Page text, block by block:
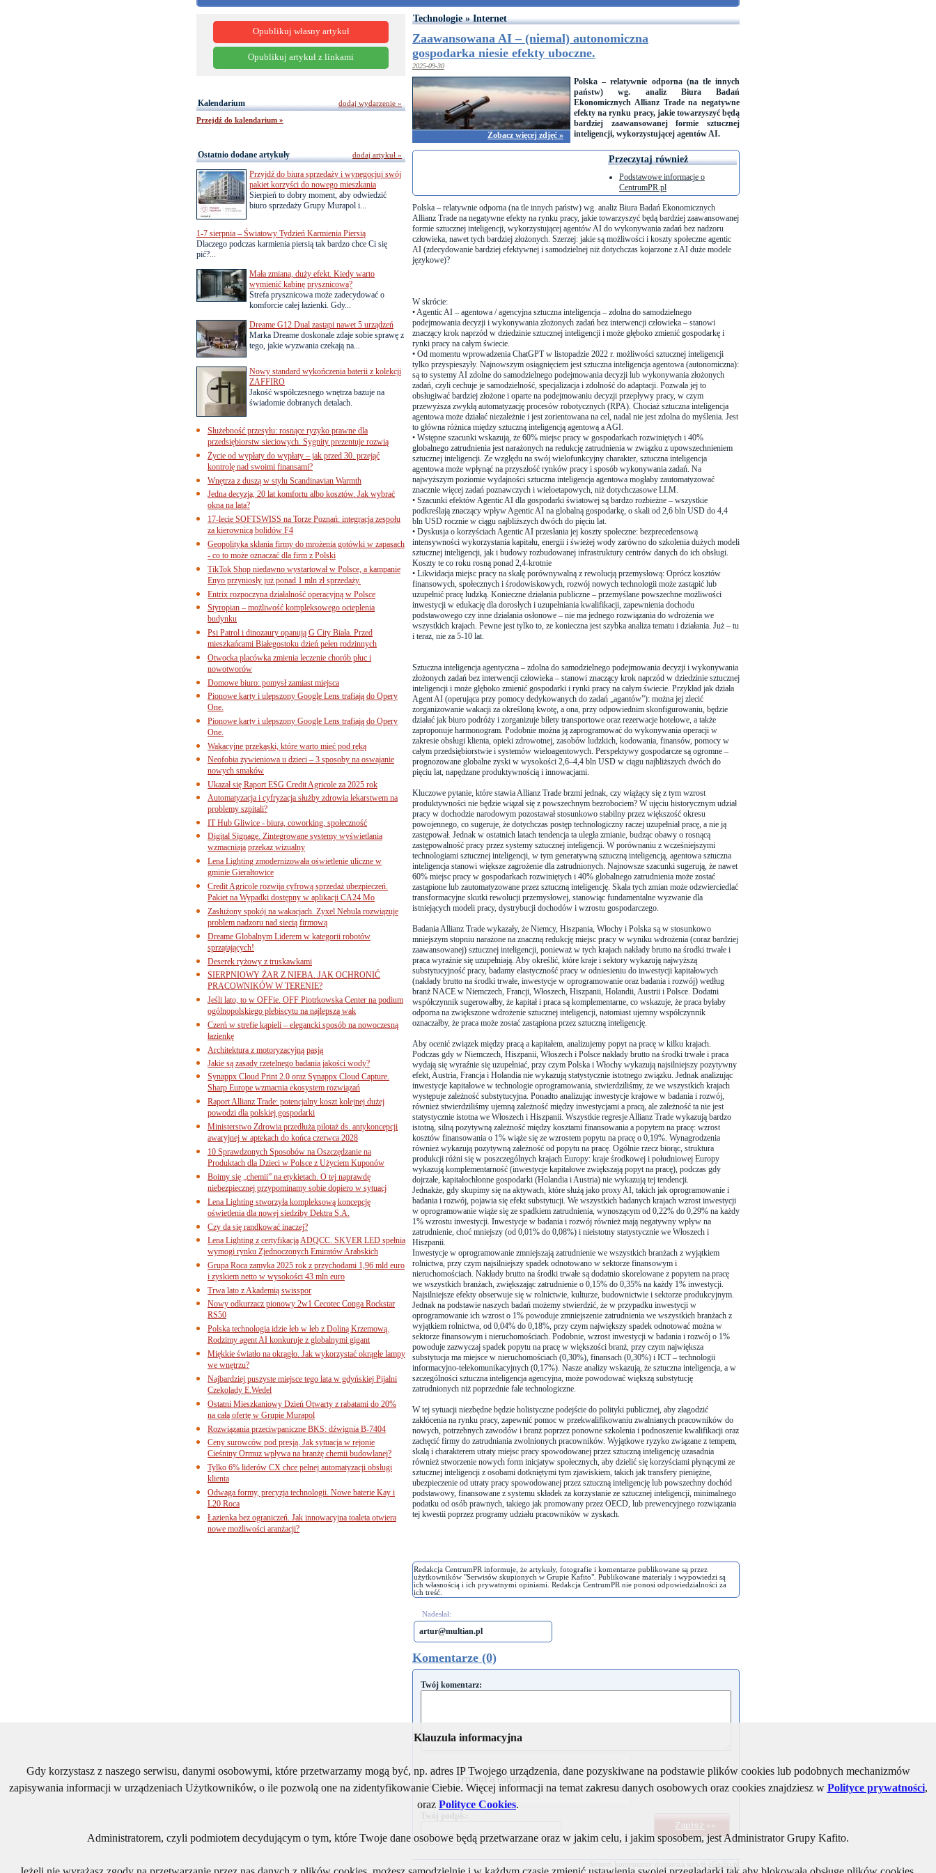
Technologie » Internet
Zaawansowana AI – (niemal) autonomiczna
gospodarka niesie efekty uboczne.
2025-09-30
Zobacz więcej zdjęć »
Polska – relatywnie odporna (na tle innych
państw) wg. analiz Biura Badań
Ekonomicznych Allianz Trade na negatywne
efekty na rynku pracy, jakie towarzyszyć będą
bardziej zaawansowanej formie sztucznej
inteligencji, wykorzystującej agentów AI.
Przeczytaj również
Podstawowe informacje o
CentrumPR.pl
Polska – relatywnie odporna (na tle innych państw) wg. analiz Biura Badań Ekonomicznych
Allianz Trade na negatywne efekty na rynku pracy, jakie towarzyszyć będą bardziej zaawansowanej
formie sztucznej inteligencji, wykorzystującej agentów AI do wykonywania zadań bez nadzoru
człowieka, nawet tych bardziej złożonych. Szerzej: jakie są możliwości i koszty społeczne agentic
AI (zdecydowanie bardziej efektywnej i samodzielnej niż dotychczas kojarzone z AI duże modele
językowe)?
W skrócie:
•Agentic AI – agentowa / agencyjna sztuczna inteligencja – zdolna do samodzielnego
podejmowania decyzji i wykonywania złożonych zadań bez interwencji człowieka – stanowi
znaczący krok naprzód w dziedzinie sztucznej inteligencji i może głęboko zmienić gospodarkę i
rynki pracy na całym świecie.
• Od momentu wprowadzenia ChatGPT w listopadzie 2022 r. możliwości sztucznej inteligencji
tylko przyspieszyły. Najnowszym osiągnięciem jest sztuczna inteligencja agentowa (autonomiczna):
są to systemy AI zdolne do samodzielnego podejmowania decyzji lub wykonywania złożonych
zadań, czyli cechuje je samodzielność, specjalizacja i zdolność do adaptacji. Pozwala jej to
obsługiwać bardziej złożone i oparte na podejmowaniu decyzji przepływy pracy, w czym
przewyższa zwykłą automatyzację procesów robotycznych (RPA). Chociaż sztuczna inteligencja
agentowa może działać niezależnie i jest zorientowana na cel, nadal nie jest zdolna do myślenia. Jest
to główna różnica między sztuczną inteligencją agentową a AGI.
• Wstępne szacunki wskazują, że 60% miejsc pracy w gospodarkach rozwiniętych i 40%
globalnego zatrudnienia jest narażonych na redukcję zatrudnienia w związku z upowszechnieniem
sztucznej inteligencji. Ze względu na swój wielofunkcyjny charakter, sztuczna inteligencja
agentowa może wpłynąć na przyszłość rynków pracy i sposób wykonywania zadań. Na
najwyższym poziomie wydajności sztuczna inteligencja agentowa mogłaby zautomatyzować
znacznie więcej zadań poznawczych i wieloetapowych, niż dotychczasowe LLM.
• Szacunki efektów Agentic AI dla gospodarki światowej są bardzo rozbieżne – wszystkie
podkreślają znaczący wpływ Agentic AI na globalną gospodarkę, o skali od 2,6 bln USD do 4,4
bln USD rocznie w ciągu najbliższych dwóch do pięciu lat.
• Dyskusja o korzyściach Agentic AI przesłania jej koszty społeczne: bezprecedensową
intensywności wykorzystania kapitału, energii i świeżej wody zarówno do szkolenia dużych modeli
sztucznej inteligencji, jak i budowy rozbudowanej infrastruktury centrów danych do ich obsługi.
Koszty te co roku rosną ponad 2,4-krotnie
• Likwidacja miejsc pracy na skalę porównywalną z rewolucją przemysłową: Oprócz kosztów
finansowych, społecznych i środowiskowych, rozwój nowych technologii może zastąpić lub
uzupełnić pracę ludzką. Konieczne działania publiczne – przemyślane powszechne możliwości
inwestycji w edukację dla dorosłych i uzupełniania kwalifikacji, zapewnienia dochodu
podstawowego czy inne działania osłonowe – nie ma jednego rozwiązania do wdrożenia we
wszystkich krajach. Pewne jest tylko to, ze konieczna jest szybka analiza tematu i działania. Już – tu
i teraz, nie za 5-10 lat.
Sztuczna inteligencja agentyczna – zdolna do samodzielnego podejmowania decyzji i wykonywania
złożonych zadań bez interwencji człowieka – stanowi znaczący krok naprzód w dziedzinie sztucznej
inteligencji i może głęboko zmienić gospodarki i rynki pracy na całym świecie. Przykład jak działa
Agent AI (operująca przy pomocy dedykowanych do zadań „agantów”): można jej zlecić
zorganizowanie wakacji za określoną kwotę, a ona, przy odpowiednim skonfigurowaniu, będzie
działać jak biuro podróży i zorganizuje bilety transportowe oraz rezerwacje hotelowe, a także
zaproponuje harmonogram. Podobnie można ją zaprogramować do wykonywania operacji w
zakresie obsługi klienta, opieki zdrowotnej, zasobów ludzkich, kodowania, finansów, pomocy w
całym przedsiębiorstwie i systemów wieloagentowych. Perspektywy gospodarcze są ogromne –
prognozowane globalne zyski w wysokości 2,6–4,4 bln USD w ciągu najbliższych dwóch do
pięciu lat, napędzane produktywnością i innowacjami.
Kluczowe pytanie, które stawia Allianz Trade brzmi jednak, czy wiążący się z tym wzrost
produktywności nie będzie wiązał się z powszechnym bezrobociem? W ujęciu historycznym udział
pracy w dochodzie narodowym pozostawał stosunkowo stabilny przez większość okresu
powojennego, co sugeruje, że dotychczas postęp technologiczny raczej uzupełniał pracę, a nie ją
zastępował. Jednak w ostatnich latach tendencja ta uległa zmianie, budząc obawy o rosnącą
zastępowalność pracy przez systemy sztucznej inteligencji. W porównaniu z wcześniejszymi
technologiami sztucznej inteligencji, w tym generatywną sztuczną inteligencją, agentowa sztuczna
inteligencja stanowi większe zagrożenie dla zatrudnionych. Najnowsze szacunki sugerują, że nawet
60% miejsc pracy w gospodarkach rozwiniętych i 40% globalnego zatrudnienia może zostać
zastąpione lub zautomatyzowane przez sztuczną inteligencję. Skala tych zmian może odzwierciedlać
transformacyjne skutki rewolucji przemysłowej, stanowiąc fundamentalne wyzwanie dla
istniejących modeli pracy, dystrybucji dochodów i wzrostu gospodarczego.
Badania Allianz Trade wykazały, że Niemcy, Hiszpania, Włochy i Polska są w stosunkowo
mniejszym stopniu narażone na znaczną redukcję miejsc pracy w wyniku wdrożenia (coraz bardziej
zaawansowanej) sztucznej inteligencji, ponieważ w tych krajach nakłady brutto na środki trwałe i
praca wyraźnie się uzupełniają. Aby określić, które kraje i sektory wykazują najwyższą
substytucyjność pracy, badamy elastyczność pracy w odniesieniu do inwestycji kapitałowych
(nakłady brutto na środki trwałe, inwestycje w oprogramowanie oraz badania i rozwój) według
branż NACE w Niemczech, Francji, Włoszech, Hiszpanii, Holandii, Austrii i Polsce. Dodatni
współczynnik sugerowałby, że kapitał i praca są komplementarne, co wskazuje, że praca byłaby
odporna na zwiększone wdrożenie sztucznej inteligencji, natomiast ujemny współczynnik
oznaczałby, że praca może zostać zastąpiona przez sztuczną inteligencję.
Aby ocenić związek między pracą a kapitałem, analizujemy popyt na pracę w kilku krajach.
Podczas gdy w Niemczech, Hiszpanii, Włoszech i Polsce nakłady brutto na środki trwałe i praca
wydają się wyraźnie się uzupełniać, przy czym Polska i Włochy wykazują najsilniejszy pozytywny
efekt, Austria, Francja i Holandia nie wykazują statystycznie istotnego związku. Jednak analizując
inwestycje kapitałowe w technologie oprogramowania, stwierdziliśmy, że we wszystkich krajach
występuje zależność substytucyjna. Ponadto analizując inwestycje krajowe w badania i rozwój,
również stwierdziliśmy ujemną zależność między inwestycjami a pracą, ale zależność ta nie jest
statystycznie istotna we Włoszech i Hiszpanii. Wszystkie regresje Allianz Trade wykazują bardzo
istotną, silną pozytywną zależność między kosztami finansowania a popytem na pracę: wzrost
kosztów finansowania o 1% wiąże się ze wzrostem popytu na pracę o 0,19%. Wynagrodzenia
również wykazują pozytywną zależność od popytu na pracę. Ogólnie rzecz biorąc, struktura
produkcji różni się w poszczególnych krajach Europy: kraje środkowej i południowej Europy
wykazują komplementarność (inwestycje kapitałowe zwiększają popyt na pracę), podczas gdy
dojrzałe, kapitałochłonne gospodarki (Holandia i Austria) nie wykazują tej tendencji.
Jednakże, gdy skupimy się na aktywach, które służą jako proxy AI, takich jak oprogramowanie i
badania i rozwój, pojawia się efekt substytucji. We wszystkich badanych krajach wzrost inwestycji
w oprogramowanie wiąże się ze spadkiem zatrudnienia, wynoszącym od 0,22% do 0,29% na każdy
1% wzrostu inwestycji. Inwestycje w badania i rozwój również mają negatywny wpływ na
zatrudnienie, choć mniejszy (od 0,01% do 0,08%) i nieistotny statystycznie we Włoszech i
Hiszpanii.
Inwestycje w oprogramowanie zmniejszają zatrudnienie we wszystkich branżach z wyjątkiem
rolnictwa, przy czym najsilniejszy spadek odnotowano w sektorze finansowym i
nieruchomościach. Nakłady brutto na środki trwałe są dodatnio skorelowane z popytem na pracę
we wszystkich branżach, zwiększając zatrudnienie o 0,15% do 0,35% na każdy 1% inwestycji.
Najsilniejsze efekty obserwuje się w rolnictwie, kulturze, budownictwie i sektorze produkcyjnym.
Jednak na podstawie naszych badań możemy stwierdzić, że w przypadku inwestycji w
oprogramowanie ich wzrost o 1% powoduje zmniejszenie zatrudnienia we wszystkich branżach z
wyjątkiem rolnictwa, od 0,04% do 0,18%, przy czym największy spadek odnotować można w
sektorze finansowym i nieruchomościach. Podobnie, wzrost inwestycji w badania i rozwój o 1%
powoduje zazwyczaj spadek popytu na pracę w większości branż, przy czym największa
substytucja ma miejsce w nieruchomościach (0,30%), finansach (0,30%) i ICT – technologii
informacyjno-telekomunikacyjnych (0,17%). Nasze analizy wskazują, że sztuczna inteligencja, a w
szczególności sztuczna inteligencja agencyjna, może powodować większą substytucję
zatrudnionych niż poprzednie fale technologiczne.
W tej sytuacji niezbędne będzie holistyczne podejście do polityki publicznej, aby złagodzić
zakłócenia na rynku pracy, zapewnić pomoc w przekwalifikowaniu zwalnianych pracowników do
nowych, potrzebnych zawodów i branż poprzez ponowne szkolenia i podnoszenie kwalifikacji oraz
zachęcić firmy do zatrudniania zwolnionych pracowników. Wyjątkowe ryzyko związane z tempem,
skalą i charakterem utraty miejsc pracy spowodowanej przez sztuczną inteligencję uzasadnia
również stworzenie nowych form inicjatyw społecznych, aby dzielić się korzyściami płynącymi ze
sztucznej inteligencji z osobami dotkniętymi tym zjawiskiem, takich jak transfery pieniężne,
ubezpieczenie od utraty pracy spowodowanej przez sztuczną inteligencję lub powszechny dochód
podstawowy, finansowane z systemu składek za korzystanie ze sztucznej inteligencji, minimalnego
podatku od osób prawnych, takiego jak promowany przez OECD, lub prewencyjnego rozwiązania
tej kwestii poprzez programy udziału pracowników w zyskach.
Redakcja CentrumPR informuje, że artykuły, fotografie i komentarze publikowane są przez
użytkowników "Serwisów skupionych w Grupie Kafito". Publikowane materiały i wypowiedzi są
ich własnością i ich prywatnymi opiniami. Redakcja CentrumPR nie ponosi odpowiedzialności za
ich treść.
Nadesłał:
artur@multian.pl
Komentarze (0)
Twój komentarz:
System komentarzy dostarcza serwis
Opublikuj własny artykuł
Opublikuj artykuł z linkami
Kalendarium
Przejdź do kalendarium »
dodaj wydarzenie »
Ostatnio dodane artykuły
Przyjdź do biura sprzedaży i wynegocjuj swój
pakiet korzyści do nowego mieszkania
Sierpień to dobry moment, aby odwiedzić
biuro sprzedaży Grupy Murapol i...
1-7 sierpnia – Światowy Tydzień Karmienia Piersią
Dlaczego podczas karmienia piersią tak bardzo chce Ci się
pić?...
Mała zmiana, duży efekt. Kiedy warto
wymienić kabinę prysznicową?
Strefa prysznicowa może zadecydować o
komforcie całej łazienki. Gdy...
Dreame G12 Dual zastąpi nawet 5 urządzeń
Marka Dreame doskonale zdaje sobie sprawę z
tego, jakie wyzwania czekają na...
Nowy standard wykończenia baterii z kolekcji
ZAFFIRO
Jakość współczesnego wnętrza bazuje na
świadomie dobranych detalach.
Służebność przesyłu: rosnące ryzyko prawne dla
przedsiębiorstw sieciowych. Sygnity prezentuje rozwią
Życie od wypłaty do wypłaty – jak przed 30. przejąć
kontrolę nad swoimi finansami?
Wnętrza z duszą w stylu Scandinavian Warmth
Jedna decyzja, 20 lat komfortu albo kosztów. Jak wybrać
okna na lata?
17-lecie SOFTSWISS na Torze Poznań: integracja zespołu
za kierownicą bolidów F4
Geopolityka skłania firmy do mrożenia gotówki w zapasach
- co to może oznaczać dla firm z Polski
TikTok Shop niedawno wystartował w Polsce, a kampanie
Enyo przyniosły już ponad 1 mln zł sprzedaży.
Entrix rozpoczyna działalność operacyjną w Polsce
Styropian – możliwość kompleksowego ocieplenia
budynku
Psi Patrol i dinozaury opanują G City Biała. Przed
mieszkańcami Białegostoku dzień pełen rodzinnych
Otwocka placówka zmienia leczenie chorób płuc i
nowotworów
Domowe biuro: pomysł zamiast miejsca
Pionowe karty i ulepszony Google Lens trafiają do Opery
One.
Pionowe karty i ulepszony Google Lens trafiają do Opery
One.
Wakacyjne przekąski, które warto mieć pod ręką
Neofobia żywieniowa u dzieci – 3 sposoby na oswajanie
nowych smaków
Ukazał się Raport ESG Credit Agricole za 2025 rok
Automatyzacja i cyfryzacja służby zdrowia lekarstwem na
problemy szpitali?
IT Hub Gliwice - biura, coworking, społeczność
Digital Signage. Zintegrowane systemy wyświetlania
wzmacniają przekaz wizualny
Lena Lighting zmodernizowała oświetlenie uliczne w
gminie Gierałtowice
Credit Agricole rozwija cyfrową sprzedaż ubezpieczeń.
Pakiet na Wypadki dostępny w aplikacji CA24 Mo
Zasłużony spokój na wakacjach. Zyxel Nebula rozwiązuje
problem nadzoru nad siecią firmową
Dreame Globalnym Liderem w kategorii robotów
sprzątających!
Deserek ryżowy z truskawkami
SIERPNIOWY ŻAR Z NIEBA. JAK OCHRONIĆ
PRACOWNIKÓW W TERENIE?
Jeśli lato, to w OFFie. OFF Piotrkowska Center na podium
ogólnopolskiego plebiscytu na najlepszą wak
Czerń w strefie kąpieli – elegancki sposób na nowoczesną
łazienkę
Architektura z motoryzacyjną pasją
Jakie są zasady rzetelnego badania jakości wody?
Synappx Cloud Print 2.0 oraz Synappx Cloud Capture.
Sharp Europe wzmacnia ekosystem rozwiązań
Raport Allianz Trade: potencjalny koszt kolejnej dużej
powodzi dla polskiej gospodarki
Ministerstwo Zdrowia przedłuża pilotaż ds. antykoncepcji
awaryjnej w aptekach do końca czerwca 2028
10 Sprawdzonych Sposobów na Oszczędzanie na
Produktach dla Dzieci w Polsce z Użyciem Kuponów
Boimy się „chemii” na etykietach. O tej naprawdę
niebezpiecznej przypominamy sobie dopiero w sytuacj
Lena Lighting stworzyła kompleksową koncepcję
oświetlenia dla nowej siedziby Dektra S.A.
Czy da się randkować inaczej?
Lena Lighting z certyfikacją ADQCC. SKVER LED spełnia
wymogi rynku Zjednoczonych Emiratów Arabskich
Grupa Roca zamyka 2025 rok z przychodami 1,96 mld euro
i zyskiem netto w wysokości 43 mln euro
Trwa lato z Akademią swisspor
Nowy odkurzacz pionowy 2w1 Cecotec Conga Rockstar
RS50
Polska technologia idzie łeb w łeb z Doliną Krzemową.
Rodzimy agent AI konkuruje z globalnymi gigant
Miękkie światło na okrągło. Jak wykorzystać okrągłe lampy
we wnętrzu?
Najbardziej puszyste miejsce tego lata w gdyńskiej Pijalni
Czekolady E.Wedel
Ostatni Mieszkaniowy Dzień Otwarty z rabatami do 20%
na całą ofertę w Grupie Murapol
Rozwiązania przeciwpaniczne BKS: dźwignia B-7404
Ceny surowców pod presją. Jak sytuacja w rejonie
Cieśniny Ormuz wpływa na branżę chemii budowlanej?
Tylko 6% liderów CX chce pełnej automatyzacji obsługi
klienta
Odwaga formy, precyzja technologii. Nowe baterie Kay i
L20 Roca
Łazienka bez ograniczeń. Jak innowacyjna toaleta otwiera
nowe możliwości aranżacji?
dodaj artykuł »
Klauzula informacyjna
Gdy korzystasz z naszego serwisu, danymi osobowymi, które przetwarzamy mogą być, np. adres IP Twojego urządzenia, dane pozyskiwane na podstawie plików cookies lub podobnych mechanizmów
zapisywania informacji w urządzeniach Użytkowników, o ile pozwolą one na zidentyfikowanie Ciebie. Więcej informacji na temat zakresu danych osobowych oraz cookies znajdziesz w Polityce prywatności,
oraz Polityce Cookies.
Administratorem, czyli podmiotem decydującym o tym, które Twoje dane osobowe będą przetwarzane oraz w jakim celu, i jakim sposobem, jest Administrator Grupy Kafito.